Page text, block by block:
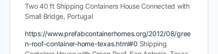
Two 40 ft Shipping Containers House Connected with
Small Bridge, Portugal
https://www.prefabcontainerhomes.org/2012/08/gree
n-roof-container-home-texas.html#0 Shipping